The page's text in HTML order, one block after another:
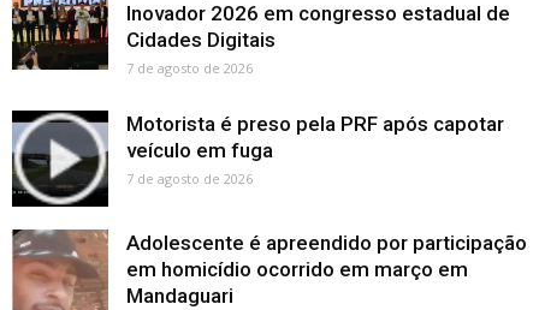
Inovador 2026 em congresso estadual de
Cidades Digitais
7 de agosto de 2026
Motorista é preso pela PRF após capotar
veículo em fuga
7 de agosto de 2026
Adolescente é apreendido por participação
em homicídio ocorrido em março em
Mandaguari